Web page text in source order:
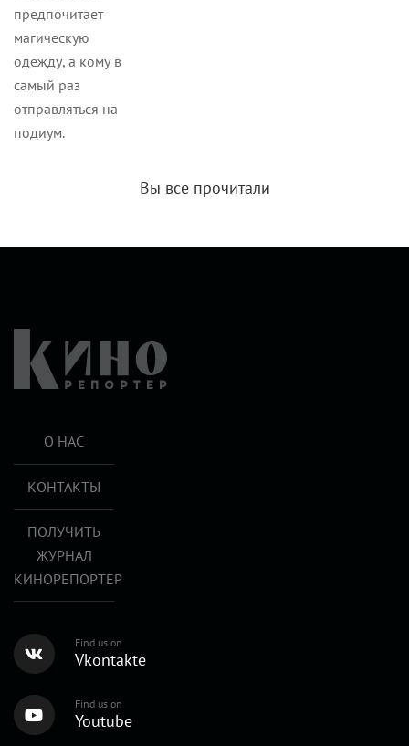
предпочитает
магическую
одежду, а кому в
самый раз
отправляться на
подиум.
Вы все прочитали
О НАС
КОНТАКТЫ
ПОЛУЧИТЬ
ЖУРНАЛ
КИНОРЕПОРТЕР
Find us on
Vkontakte
Find us on
Youtube